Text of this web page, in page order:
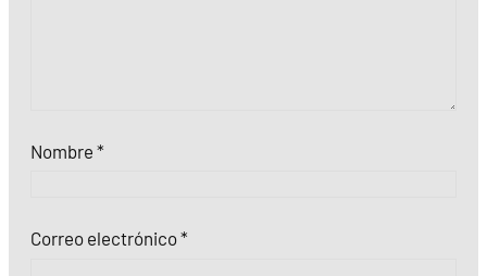
Nombre *
Correo electrónico*